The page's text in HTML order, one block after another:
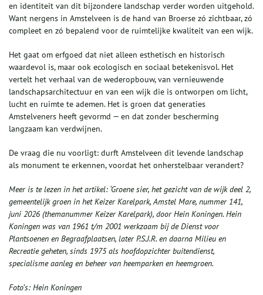
en identiteit van dit bijzondere landschap verder worden uitgehold.
Want nergens in Amstelveen is de hand van Broerse zó zichtbaar, zó
compleet en zó bepalend voor de ruimtelijke kwaliteit van een wijk.
Het gaat om erfgoed dat niet alleen esthetisch en historisch
waardevol is, maar ook ecologisch en sociaal betekenisvol. Het
vertelt het verhaal van de wederopbouw, van vernieuwende
landschapsarchitectuur en van een wijk die is ontworpen om licht,
lucht en ruimte te ademen. Het is groen dat generaties
Amstelveners heeft gevormd — en dat zonder bescherming
langzaam kan verdwijnen.
De vraag die nu voorligt: durft Amstelveen dit levende landschap
als monument te erkennen, voordat het onherstelbaar verandert?
Meer is te lezen in het artikel: ‘Groene sier, het gezicht van de wijk deel 2,
gemeentelijk groen in het Keizer Karelpark, Amstel Mare, nummer 141,
juni 2026 (themanummer Keizer Karelpark), door Hein Koningen. Hein
Koningen was van 1961 t/m 2001 werkzaam bij de Dienst voor
Plantsoenen en Begraafplaatsen, later P.S.J.R. en daarna Milieu en
Recreatie geheten, sinds 1975 als hoofdopzichter buitendienst,
specialisme aanleg en beheer van heemparken en heemgroen.
Foto’s: Hein Koningen